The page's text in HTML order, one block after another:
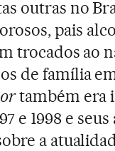
outras no
pais
trocados ao
de família
também era
e 1998 e
a